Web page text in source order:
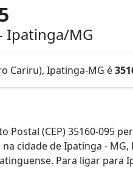
Ipatinga/MG
Cariru), Ipatinga-MG é
Postal (CEP) 35160-095
cidade de Ipatinga -
Para ligar para